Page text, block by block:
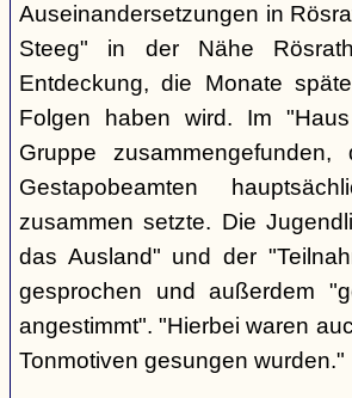
Auseinandersetzungen in
Steeg" in der Nähe
Entdeckung, die Monate
Folgen haben wird. Im
Gruppe
Gestapobeamten
zusammen setzte. Die
das Ausland" und der
gesprochen und außerdem
angestimmt". "Hierbei waren
Tonmotiven gesungen wurden."